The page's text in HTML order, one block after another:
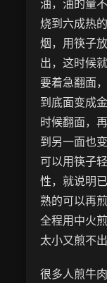
油，油的量
烧到六成热
烟，用筷子
出，这时候
要着急翻面
到底面变成
时候翻面，
到另一面也
可以用筷子
性，就说明
熟的可以再
全程用中火
太小又煎不
很多人煎牛